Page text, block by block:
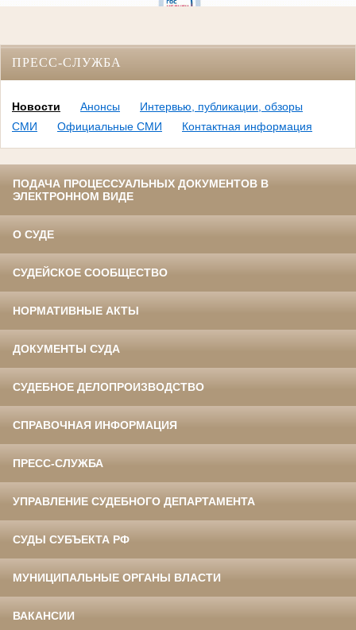
ПРЕСС-СЛУЖБА
Новости Анонсы
Интервью, публикации, обзоры
СМИ
Официальные СМИ Контактная информация
ПОДАЧА ПРОЦЕССУАЛЬНЫХ ДОКУМЕНТОВ В
ЭЛЕКТРОННОМ ВИДЕ
О СУДЕ
СУДЕЙСКОЕ СООБЩЕСТВО
НОРМАТИВНЫЕ АКТЫ
ДОКУМЕНТЫ СУДА
СУДЕБНОЕ ДЕЛОПРОИЗВОДСТВО
СПРАВОЧНАЯ ИНФОРМАЦИЯ
ПРЕСС-СЛУЖБА
УПРАВЛЕНИЕ СУДЕБНОГО ДЕПАРТАМЕНТА
СУДЫ СУБЪЕКТА РФ
МУНИЦИПАЛЬНЫЕ ОРГАНЫ ВЛАСТИ
ВАКАНСИИ